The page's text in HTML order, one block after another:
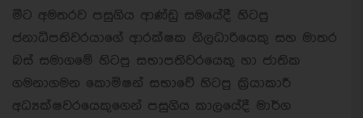
මීට අමතරව පසුගිය ආණ්ඩු සමයේදී හිටපු
ජනාධිපතිවරයාගේ ආරක්ෂක නිලධාරියෙකු සහ මාතර
බස් සමාගමේ හිටපු සභාපතිවරයෙකු හා ජාතික
ගමනාගමන කොමිෂන් සභාවේ හිටපු ක්‍රියාකාරී
අධ්‍යක්ෂවරයෙකුගෙන් පසුගිය කාලයේදී මාර්ග